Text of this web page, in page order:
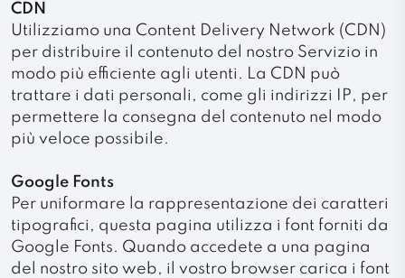
CDN
Utilizziamo una Content Delivery Network (CDN)
per distribuire il contenuto del nostro Servizio in
modo più efficiente agli utenti. La CDN può
trattare i dati personali, come gli indirizzi IP, per
permettere la consegna del contenuto nel modo
più veloce possibile.
Google Fonts
Per uniformare la rappresentazione dei caratteri
tipografici, questa pagina utilizza i font forniti da
Google Fonts. Quando accedete a una pagina
del nostro sito web, il vostro browser carica i font